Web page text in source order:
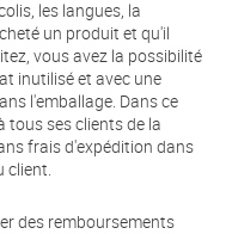
les langues, la
un produit et qu'il
vous avez la possibilité
inutilisé et avec une
l'emballage. Dans ce
tous ses clients de la
frais d'expédition dans
client.
des remboursements